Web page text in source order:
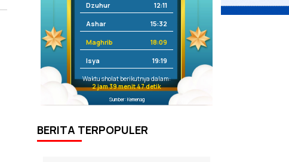
Dzuhur 12:11
Ashar 15:32
Maghrib 18:09
Isya 19:19
Waktu sholat berikutnya dalam:
2 jam 39 menit 47 detik
Sumber: Kemenag
BERITA TERPOPULER